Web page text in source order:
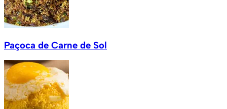
Paçoca de Carne de Sol